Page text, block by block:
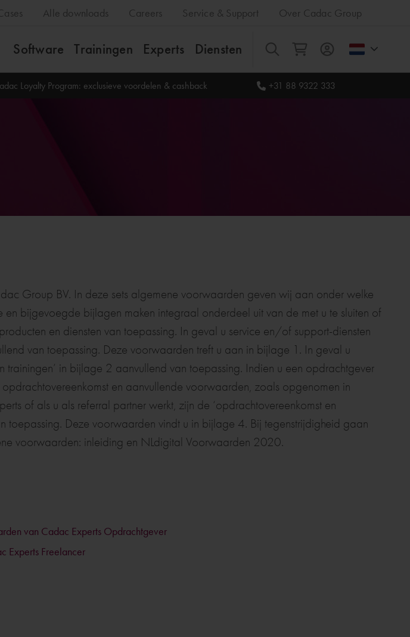
Alle downloads Careers Service & Support Over Cadac Group
Software Trainingen Experts Diensten Alles
Loyalty Program: exclusieve voordelen & cashback +31 88 9322 333
Group BV. In deze sets algemene voorwaarden geven wij aan onder welke
bijgevoegde bijlagen maken integraal onderdeel uit van de met u te sluiten of
en diensten van toepassing. In geval u service en/of support-diensten
van toepassing. Deze voorwaarden treft u aan in bijlage 1. In geval u
in bijlage 2 aanvullend van toepassing. Indien u een opdrachtgever
en aanvullende voorwaarden, zoals opgenomen in
of als u als referral partner werkt, zijn de ‘opdrachtovereenkomst en
Deze voorwaarden vindt u in bijlage 4. Bij tegenstrijdigheid gaan
voorwaarden: inleiding en NLdigital Voorwaarden 2020.
van Cadac Experts Opdrachtgever
Experts Freelancer